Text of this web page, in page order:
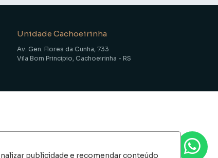
publicidade e recomendar conteúdo
Unidade Cachoeirinha
Av. Gen. Flores da Cunha, 733
Vila Bom Principio, Cachoeirinha - RS